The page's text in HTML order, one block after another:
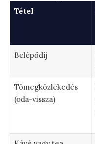
Tétel
Belépődíj
Tömegközlekedés
(oda-vissza)